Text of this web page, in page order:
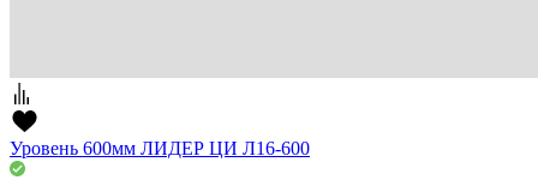
Уровень 600мм ЛИДЕР ЦИ Л16-600